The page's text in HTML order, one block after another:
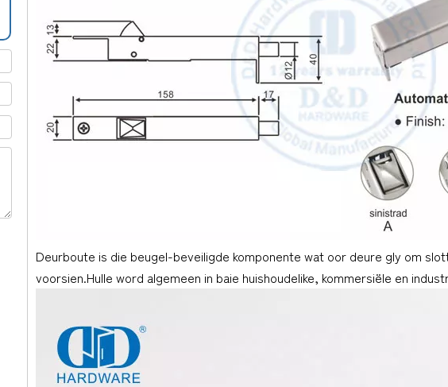
Deurboute is die beugel-beveiligde komponente wat oor deure gly om
voorsien.Hulle word algemeen in baie huishoudelike, kommersiële en